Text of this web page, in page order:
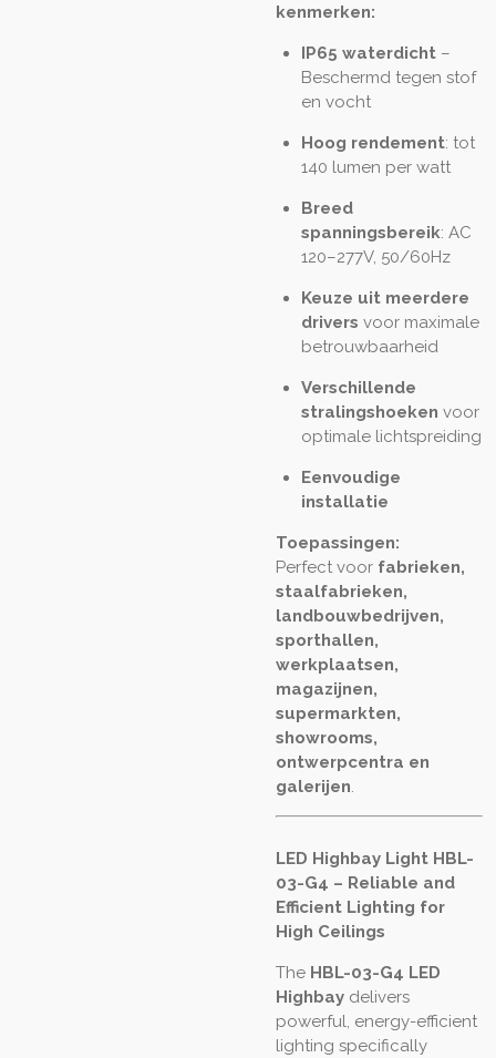
kenmerken:
IP65 waterdicht–
Beschermd tegen stof
en vocht
Hoog rendement: tot
140 lumen per watt
Breed
spanningsbereik: AC
120–277V, 50/60Hz
Keuze uit meerdere
drivers voor maximale
betrouwbaarheid
Verschillende
stralingshoeken voor
optimale lichtspreiding
Eenvoudige
installatie
Toepassingen:
Perfect voor fabrieken,
staalfabrieken,
landbouwbedrijven,
sporthallen,
werkplaatsen,
magazijnen,
supermarkten,
showrooms,
ontwerpcentra en
galerijen
LED Highbay Light HBL-
03-G4 – Reliable and
Efficient Lighting for
High Ceilings
The HBL-03-G4 LED
Highbay delivers
powerful, energy-efficient
lighting specifically